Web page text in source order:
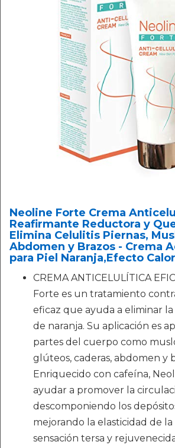
Neoline Forte Crema
Reafirmante Reductora y
Elimina Celulitis Piernas,
Abdomen y Brazos - Crema
para Piel Naranja,Efecto
CREMA ANTICELULÍTICA
Forte es un tratamiento
eficaz que ayuda a eliminar
de naranja. Su aplicación es
partes del cuerpo como
glúteos, caderas, abdomen y
Enriquecido con cafeína,
ayudar a promover la
descomponiendo los
mejorando la elasticidad de
sensación tersa y